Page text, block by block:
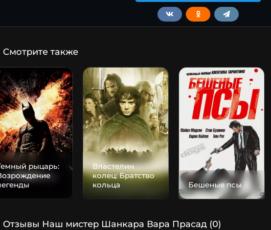
Смотрите также
рыцарь:
Властелин
колец: Братство
кольца
Бешеные псы
Отзывы Наш мистер Шанкара Вара Прасад (0)